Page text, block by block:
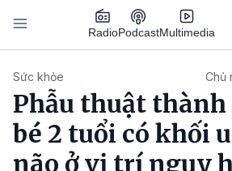
Nhảy đến nội dung
RadioPodcastMultimedia
Sức khỏe Chủ
Phẫu thuật thành
bé 2 tuổi có khối
não ở vị trí nguy